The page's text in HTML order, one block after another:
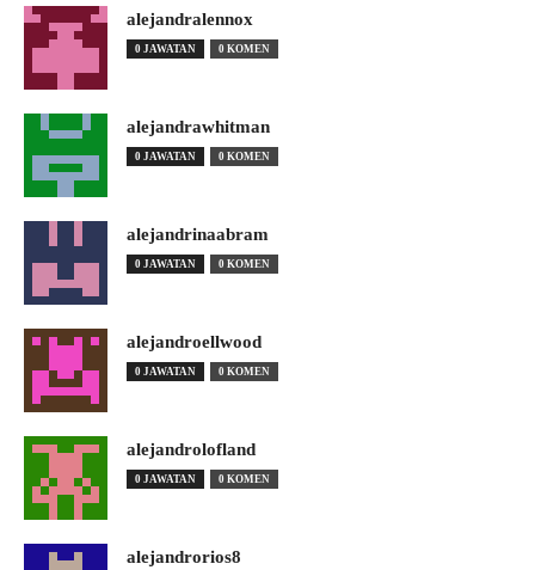
alejandralennox
0 JAWATAN 0 KOMEN
alejandrawhitman
0 JAWATAN 0 KOMEN
alejandrinaabram
0 JAWATAN 0 KOMEN
alejandroellwood
0 JAWATAN 0 KOMEN
alejandrolofland
0 JAWATAN 0 KOMEN
alejandrorios8